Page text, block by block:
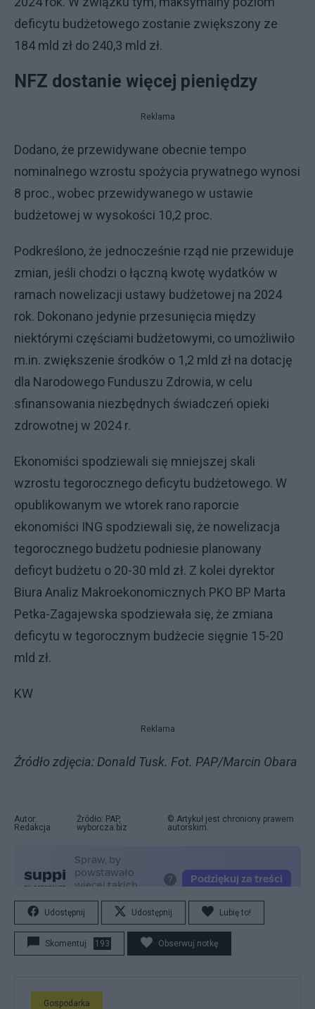
deficytu budżetowego zostanie zwiększony ze
184 mld zł do 240,3 mld zł.
NFZ dostanie więcej pieniędzy
Reklama
Dodano, że przewidywane obecnie tempo
nominalnego wzrostu spożycia prywatnego wynosi
8 proc., wobec przewidywanego w ustawie
budżetowej w wysokości 10,2 proc.
Podkreślono, że jednocześnie rząd nie przewiduje
zmian, jeśli chodzi o łączną kwotę wydatków w
ramach nowelizacji ustawy budżetowej na 2024
rok. Dokonano jedynie przesunięcia między
niektórymi częściami budżetowymi, co umożliwiło
m.in. zwiększenie środków o 1,2 mld zł na dotację
dla Narodowego Funduszu Zdrowia, w celu
sfinansowania niezbędnych świadczeń opieki
zdrowotnej w 2024 r.
Ekonomiści spodziewali się mniejszej skali
wzrostu tegorocznego deficytu budżetowego. W
opublikowanym we wtorek rano raporcie
ekonomiści ING spodziewali się, że nowelizacja
tegorocznego budżetu podniesie planowany
deficyt budżetu o 20-30 mld zł. Z kolei dyrektor
Biura Analiz Makroekonomicznych PKO BP Marta
Petka-Zagajewska spodziewała się, że zmiana
deficytu w tegorocznym budżecie sięgnie 15-20
mld zł.
KW
Reklama
Źródło zdjęcia: Donald Tusk. Fot. PAP/Marcin Obara
Autor:
Redakcja
Źródło: PAP,
wyborcza.biz
© Artykuł jest chroniony prawem
autorskim.
Udostępnij Udostępnij Lubię to!
Skomentuj 193 Obserwuj notkę
Gospodarka